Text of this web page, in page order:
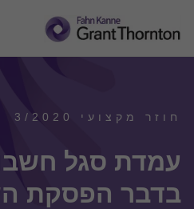
חוזר מקצועי 3/2020
עמדת סגל
בדבר הפסקת